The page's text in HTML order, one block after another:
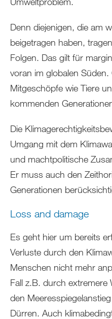
Denn diejenigen, die am
beigetragen haben,
Folgen. Das gilt für
voran im globalen
Mitgeschöpfe wie Tiere
kommenden
Die
Umgang mit dem
und machtpolitische
Er muss auch den
Generationen
Loss and damage
Es geht hier um bereits
Verluste durch den
Menschen nicht mehr
Fall z.B. durch extremere
den
Dürren. Auch